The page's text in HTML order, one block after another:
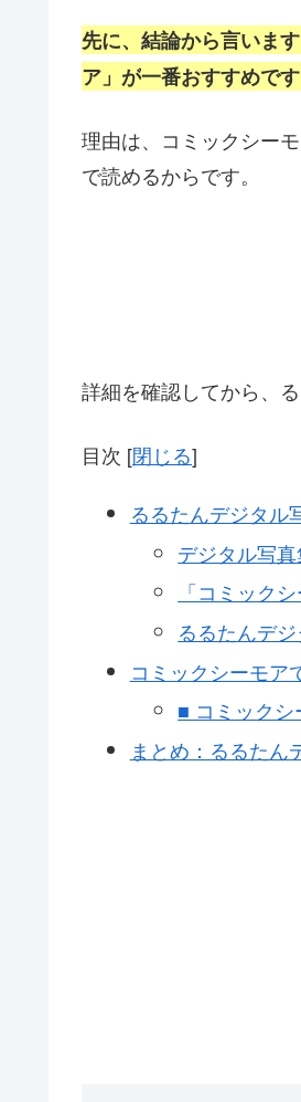
先に、結論から言いま
ア」が一番おすすめです
理由は、コミックシー
で読めるからです。
詳細を確認してから、
目次 [閉じる]
るるたんデジタル
デジタル写
「コミック
るるたんデ
コミックシーモア
■ コミックシ
まとめ：るるたん